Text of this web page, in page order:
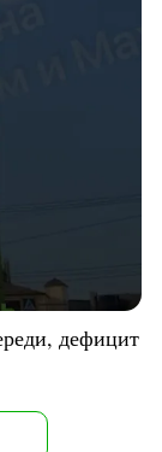
дефицит